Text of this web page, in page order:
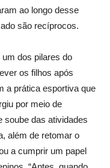
ao longo desse
são recíprocos.
dos pilares do
os filhos após
a prática esportiva que
por meio de
soube das atividades
além de retomar o
a cumprir um papel